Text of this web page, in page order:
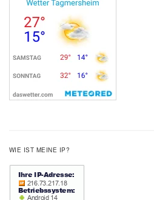
WIE IST MEINE IP?